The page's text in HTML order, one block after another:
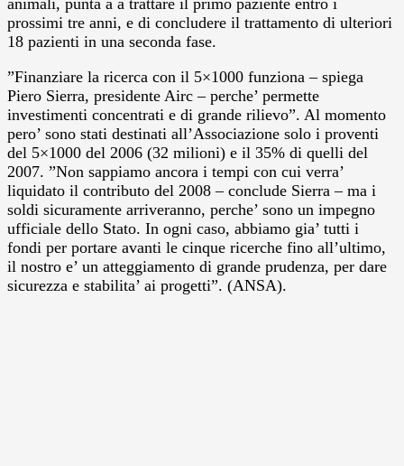
prossimi tre anni, e di concludere il trattamento di ulteriori
18 pazienti in una seconda fase.
”Finanziare la ricerca con il 5×1000 funziona – spiega
Piero Sierra, presidente Airc – perche’ permette
investimenti concentrati e di grande rilievo”. Al momento
pero’ sono stati destinati all’Associazione solo i proventi
del 5×1000 del 2006 (32 milioni) e il 35% di quelli del
2007. ”Non sappiamo ancora i tempi con cui verra’
liquidato il contributo del 2008 – conclude Sierra – ma i
soldi sicuramente arriveranno, perche’ sono un impegno
ufficiale dello Stato. In ogni caso, abbiamo gia’ tutti i
fondi per portare avanti le cinque ricerche fino all’ultimo,
il nostro e’ un atteggiamento di grande prudenza, per dare
sicurezza e stabilita’ ai progetti”. (ANSA).